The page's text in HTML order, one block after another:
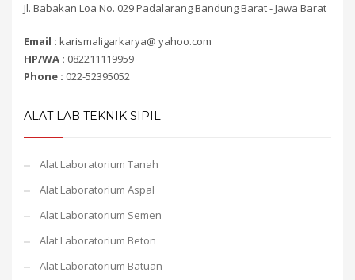
Jl. Babakan Loa No. 029 Padalarang Bandung Barat - Jawa Barat
Email : karismaligarkarya@ yahoo.com
HP/WA : 082211119959
Phone : 022-52395052
ALAT LAB TEKNIK SIPIL
Alat Laboratorium Tanah
Alat Laboratorium Aspal
Alat Laboratorium Semen
Alat Laboratorium Beton
Alat Laboratorium Batuan